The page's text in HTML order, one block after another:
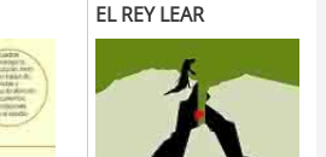
EL REY LEAR